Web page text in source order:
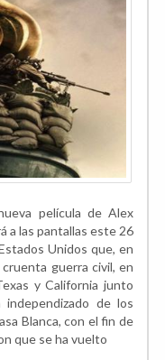
película de Alex
a las pantallas este 26
Unidos que, en
guerra civil, en
y California junto
de los
Blanca, con el fin de
que se ha vuelto